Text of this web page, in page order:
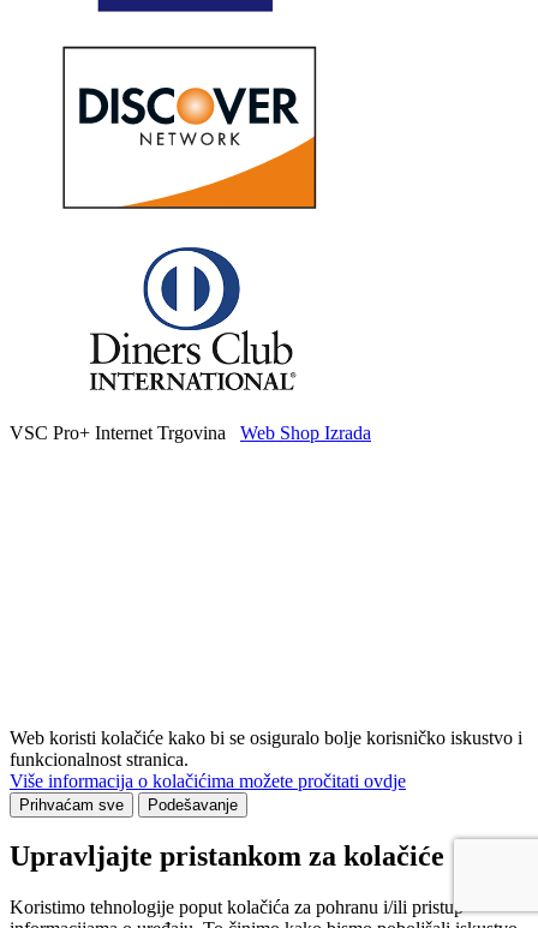
VSC Pro+ Internet Trgovina Web Shop Izrada
Web koristi kolačiće kako bi se osiguralo bolje korisničko iskustvo i
funkcionalnost stranica.
Više informacija o kolačićima možete pročitati ovdje
Prihvaćam sve Podešavanje
Upravljajte pristankom za kolačiće
Koristimo tehnologije poput kolačića za pohranu i/ili pristup